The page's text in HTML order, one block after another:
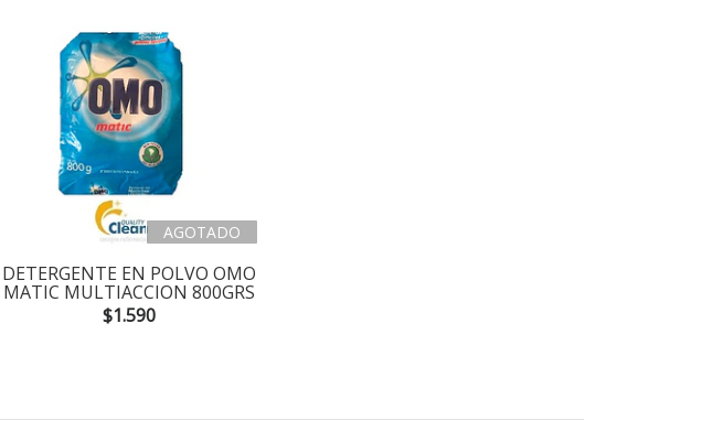
AGOTADO
DETERGENTE EN POLVO OMO
MATIC MULTIACCION 800GRS
$1.590